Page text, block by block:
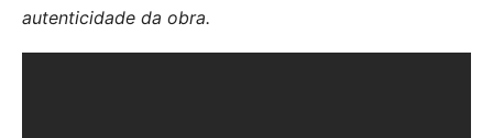
autenticidade da obra.